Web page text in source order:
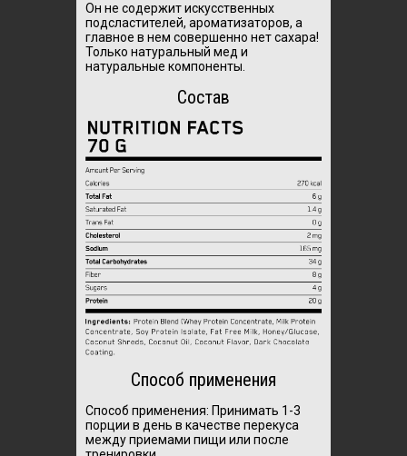
Он не содержит искусственных
подсластителей, ароматизаторов, а
главное в нем совершенно нет сахара!
Только натуральный мед и
натуральные компоненты.
Состав
Способ применения
Способ применения: Принимать 1-3
порции в день в качестве перекуса
между приемами пищи или после